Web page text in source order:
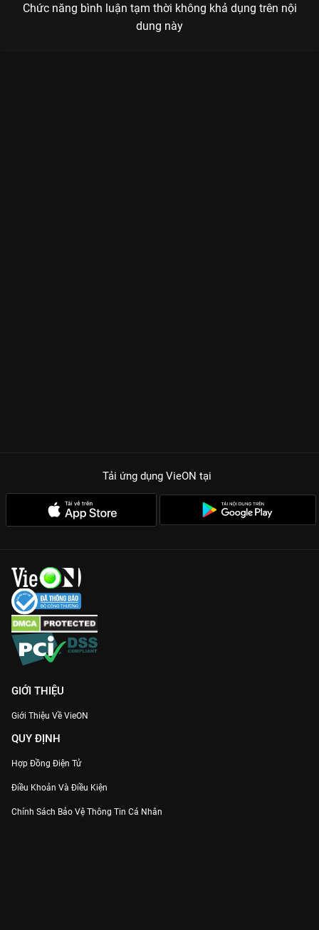
Chức năng bình luận tạm thời không khả dụng trên nội
dung này
Tải ứng dụng VieON tại
GIỚI THIỆU
Giới Thiệu Về VieON
QUY ĐỊNH
Hợp Đồng Điện Tử
Điều Khoản Và Điều Kiện
Chính Sách Bảo Vệ Thông Tin Cá Nhân